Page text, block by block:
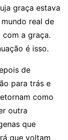
graça estava
real de
com a graça.
é isso.
de
para trás e
como
outra
que
que voltam